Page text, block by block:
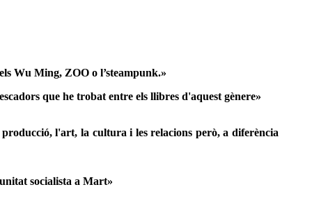
Wu Ming, ZOO o l’steampunk.»
que he trobat entre els llibres d'aquest gènere»
l'art, la cultura i les relacions però, a diferència
socialista a Mart»